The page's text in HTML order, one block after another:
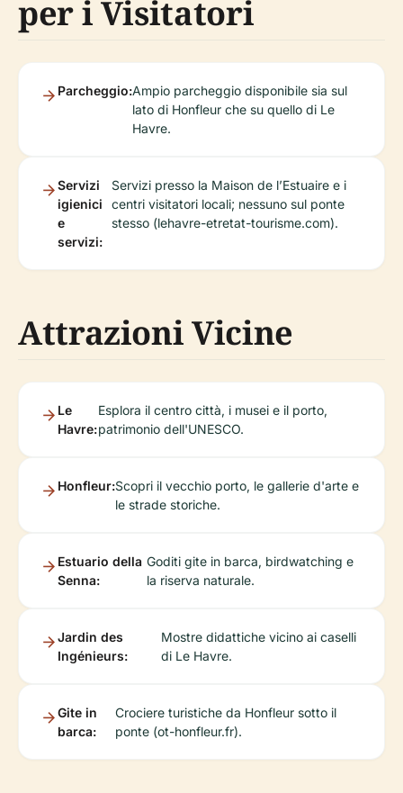
per i Visitatori
Parcheggio:Ampio parcheggio disponibile sia sul
lato di Honfleur che su quello di Le
Havre.
Servizi
igienici
e
servizi:
Servizi presso la Maison de l’Estuaire e i
centri visitatori locali; nessuno sul ponte
stesso (lehavre-etretat-tourisme.com).
Attrazioni Vicine
Le
Havre:
Esplora il centro città, i musei e il porto,
patrimonio dell'UNESCO.
Honfleur:Scopri il vecchio porto, le gallerie d'arte e
le strade storiche.
Estuario della
Senna:
Goditi gite in barca, birdwatching e
la riserva naturale.
Jardin des
Ingénieurs:
Mostre didattiche vicino ai caselli
di Le Havre.
Gite in
barca:
Crociere turistiche da Honfleur sotto il
ponte (ot-honfleur.fr).